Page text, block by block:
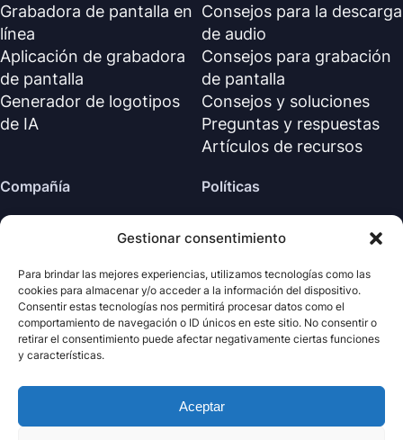
Gestionar consentimiento
Para brindar las mejores experiencias, utilizamos tecnologías como las
cookies para almacenar y/o acceder a la información del dispositivo.
Consentir estas tecnologías nos permitirá procesar datos como el
comportamiento de navegación o ID únicos en este sitio. No consentir o
retirar el consentimiento puede afectar negativamente ciertas funciones
y características.
Aceptar
Grabadora de pantalla en
línea
Aplicación de grabadora
de pantalla
Generador de logotipos
de IA
Consejos para la descarga
de audio
Consejos para grabación
de pantalla
Consejos y soluciones
Preguntas y respuestas
Artículos de recursos
Compañía
Sobre nosotros
Centro de soporte
Políticas
Política de reembolso
Acuerdo de licencia (EN)
Términos y condiciones
Desinstalar
Política de cookies
2026
Mind
· Todos los derechos
reservados.